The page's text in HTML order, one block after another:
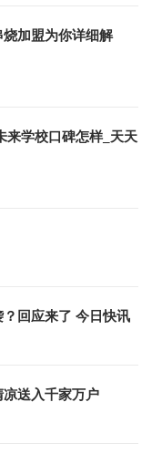
加盟为你详细解
来学校口碑怎样_天天
回应来了 今日快讯
凉送入千家万户